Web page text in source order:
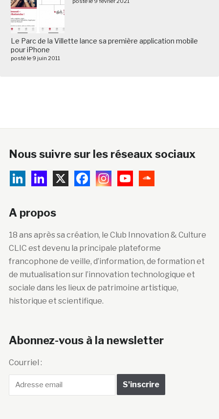
Le Parc de la Villette lance sa première application mobile
pour iPhone
posté le 9 juin 2011
Nous suivre sur les réseaux sociaux
A propos
18 ans après sa création, le Club Innovation & Culture
CLIC est devenu la principale plateforme
francophone de veille, d’information, de formation et
de mutualisation sur l’innovation technologique et
sociale dans les lieux de patrimoine artistique,
historique et scientifique.
Abonnez-vous à la newsletter
Courriel :